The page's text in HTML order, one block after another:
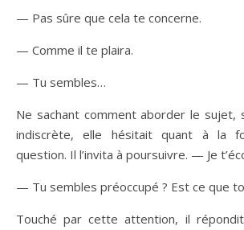
— Pas sûre que cela te concerne.
— Comme il te plaira.
— Tu sembles…
Ne sachant comment aborder le sujet,
indiscrète, elle hésitait quant à la
question. Il l’invita à poursuivre. — Je
— Tu sembles préoccupé ? Est ce que
Touché par cette attention, il